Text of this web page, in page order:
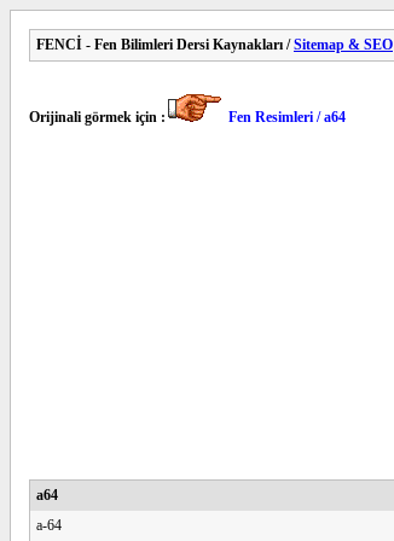
FENCİ - Fen Bilimleri Dersi Kaynakları /Sitemap & SEO
Orijinali görmek için : Fen Resimleri / a64
a64
a-64